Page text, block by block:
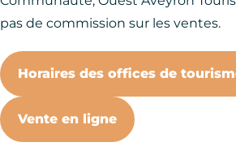
pas de commission sur les ventes.
Horaires des offices de
Vente en ligne